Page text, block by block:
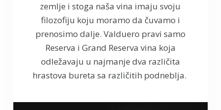
zemlje i stoga naša vina imaju svoju
filozofiju koju moramo da čuvamo i
prenosimo dalje. Valduero pravi samo
Reserva i Grand Reserva vina koja
odležavaju u najmanje dva različita
hrastova bureta sa različitih podneblja.